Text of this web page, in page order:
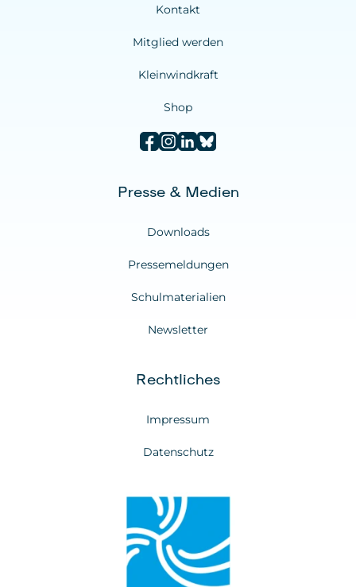
Kontakt
Mitglied werden
Kleinwindkraft
Shop
Presse & Medien
Downloads
Pressemeldungen
Schulmaterialien
Newsletter
Rechtliches
Impressum
Datenschutz